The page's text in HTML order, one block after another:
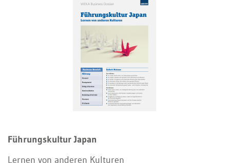
Führungskultur Japan
Lernen von anderen Kulturen